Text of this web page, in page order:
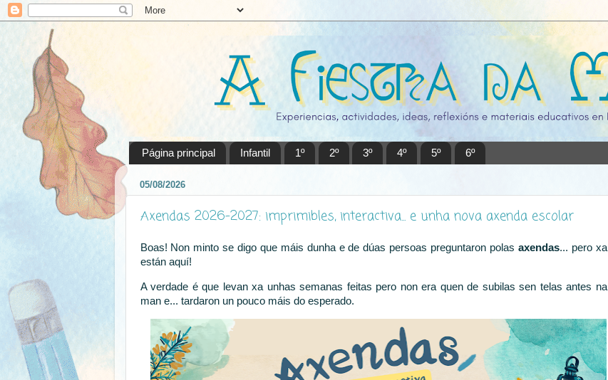
Página principal Infantil 1º 2º 3º 4º 5º 6º
05/08/2026
Axendas 2026-2027: imprimibles, interactiva... e unha nova axenda escolar
Boas! Non minto se digo que máis dunha e de dúas persoas preguntaron polas axendas... pero xa
están aquí!
A verdade é que levan xa unhas semanas feitas pero non era quen de subilas sen telas antes na
man e... tardaron un pouco máis do esperado.